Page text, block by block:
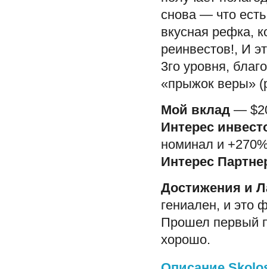
снова — что
вкусная рефка,
реинвестов!, И
3го уровня,
«прыжок веры»
Мой вклад —
Интерес
номинал и
Интерес
Достижения и
гениален, и это
Прошел первый
хорошо.